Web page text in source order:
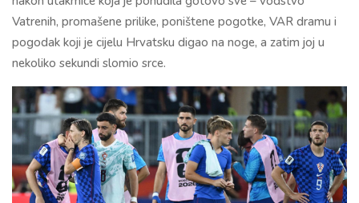
Vatrenih, promašene prilike, poništene pogotke, VAR dramu i
pogodak koji je cijelu Hrvatsku digao na noge, a zatim joj u
nekoliko sekundi slomio srce.